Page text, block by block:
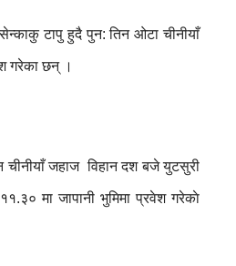
टापु हुदै पुन: तिन ओटा चीनीयाँ
गरेका छन् ।
चीनीयाँ जहाज विहान दश बजे युटसुरी
मा जापानी भुमिमा प्रवेश गरेकाे